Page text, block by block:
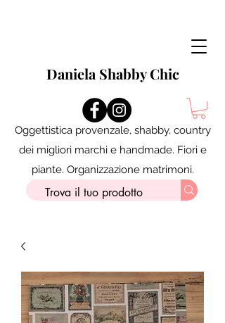
Daniela Shabby Chic
Oggettistica provenzale, shabby, country
dei migliori marchi e handmade. Fiori e
piante. Organizzazione matrimoni.